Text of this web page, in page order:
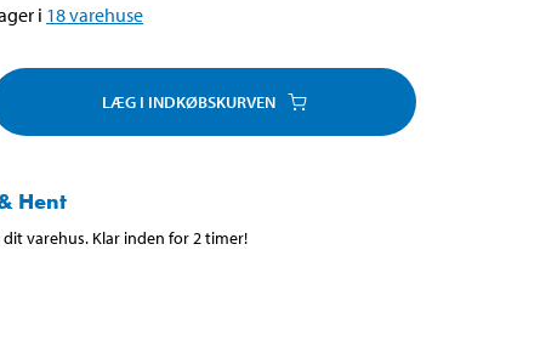
i 18varehuse
LÆG I INDKØBSKURVEN
Hent
dit varehus. Klar inden for 2 timer!